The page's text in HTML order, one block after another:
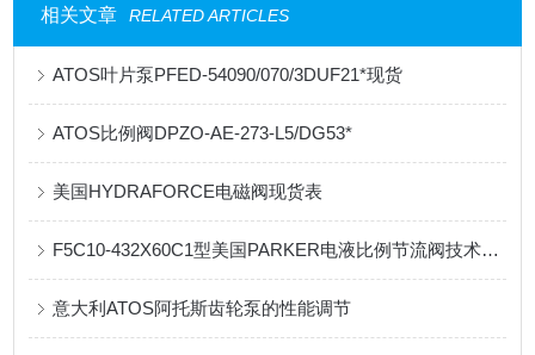
相关文章 RELATED ARTICLES
ATOS叶片泵PFED-54090/070/3DUF21*现货
ATOS比例阀DPZO-AE-273-L5/DG53*
美国HYDRAFORCE电磁阀现货表
F5C10-432X60C1型美国PARKER电液比例节流阀技术原理
意大利ATOS阿托斯齿轮泵的性能调节